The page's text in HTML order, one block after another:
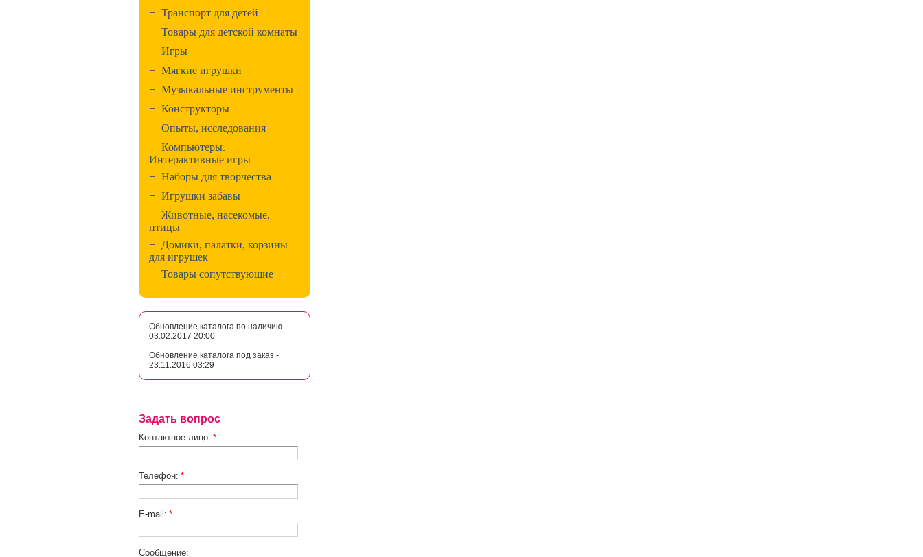
+ Транспорт для детей
+ Товары для детской комнаты
+ Игры
+ Мягкие игрушки
+ Музыкальные инструменты
+ Конструкторы
+ Опыты, исследования
+ Компьютеры.
Интерактивные игры
+ Наборы для творчества
+ Игрушки забавы
+ Животные, насекомые,
птицы
+ Домики, палатки, корзины
для игрушек
+ Товары сопутствующие
Обновление каталога по наличию -
03.02.2017 20:00
Обновление каталога под заказ -
23.11.2016 03:29
Задать вопрос
Контактное лицо: *
Телефон: *
E-mail: *
Сообщение: